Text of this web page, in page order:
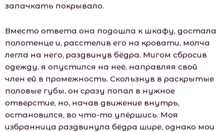
запачкать покрывало.
Вместо ответа она подошла к шкафу, достала
полотенце и, расстелив его на кровати, молча
легла на него, раздвинув бёдра. Мигом сбросив
одежду, я опустился на неё, направляя свой
член ей в промежность. Скользнув в раскрытые
половые губы, он сразу попал в нужное
отверстие, но, начав движение внутрь,
остановился, во что-то упёршись. Моя
избранница раздвинула бёдра шире, однако мои